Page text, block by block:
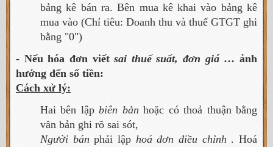
bảng kê bán ra. Bên mua kê khai vào bảng kê
mua vào (Chỉ tiêu: Doanh thu và thuế GTGT ghi
bằng "0")
- Nếu hóa đơn viếtsai thuế suất, đơn giá… ảnh
hưởng đến số tiền:
Cách xử lý:
Hai bên lậpbiên bản hoặc có thoả thuận bằng
văn bản ghi rõ sai sót,
Người bán phải lập hoá đơn điều chỉnh . Hoá